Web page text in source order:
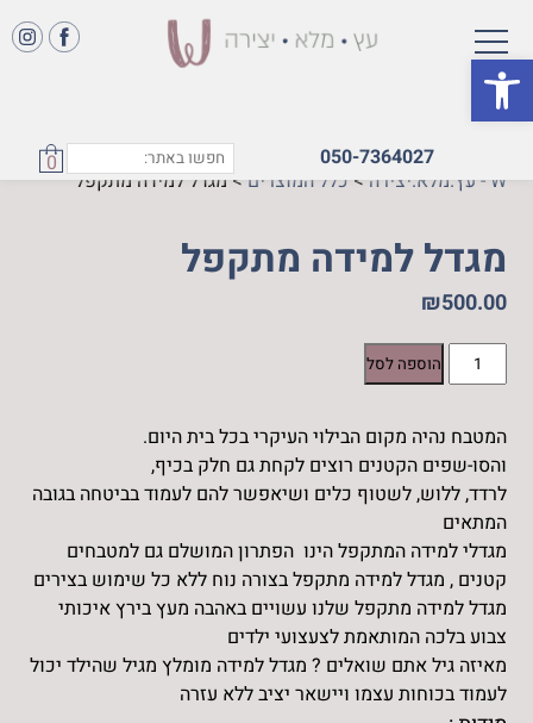
פתח סרגל נגישות
050-7364027
0
W - עץ.מלא.יצירה >כלל המוצרים>מגדל למידה מתקפל
מגדל למידה מתקפל
₪500.00
כמות
של
למידה
מתקפל
הוספה לסל
המטבח נהיה מקום הבילוי העיקרי בכל בית היום.
והסו-שפים הקטנים רוצים לקחת גם חלק בכיף,
לרדד, ללוש, לשטוף כלים ושיאפשר להם לעמוד בביטחה בגובה
המתאים
מגדלי למידה המתקפל הינו הפתרון המושלם גם למטבחים
קטנים , מגדל למידה מתקפל בצורה נוח ללא כל שימוש בצירים
מגדל למידה מתקפל שלנו עשויים באהבה מעץ בירץ איכותי
צבוע בלכה המותאמת לצעצועי ילדים
מאיזה גיל אתם שואלים ? מגדל למידה מומלץ מגיל שהילד יכול
לעמוד בכוחות עצמו ויישאר יציב ללא עזרה